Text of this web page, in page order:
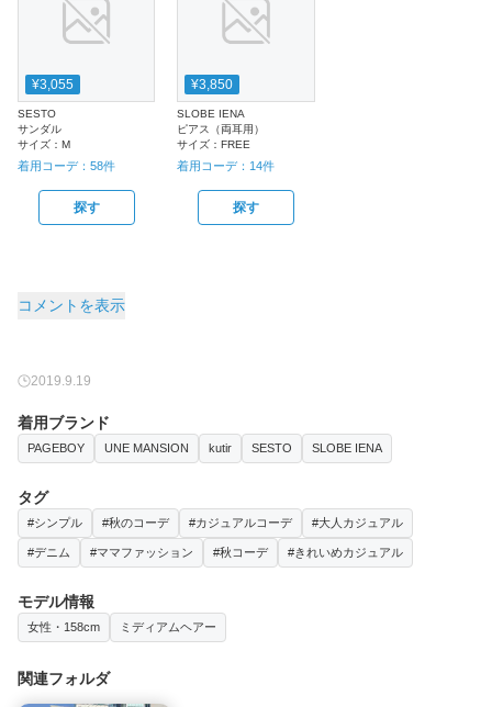
¥3,055
SESTO
サンダル
サイズ： M
着用コーデ： 58件
探す
¥3,850
SLOBE IENA
ピアス（両耳用）
サイズ：FREE
着用コーデ： 14件
探す
コメントを表示
2019.9.19
着用ブランド
PAGEBOY UNE MANSION kutir SESTO SLOBE IENA
タグ
#シンプル #秋のコーデ #カジュアルコーデ #大人カジュアル
#デニム #ママファッション #秋コーデ #きれいめカジュアル
モデル情報
女性・158cm ミディアムヘアー
関連フォルダ